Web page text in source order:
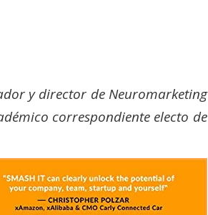
y director de Neuromarketing
correspondiente electo de